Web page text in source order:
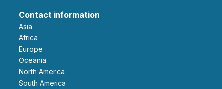
Contact information
Asia
Africa
Europe
Oceania
North America
South America